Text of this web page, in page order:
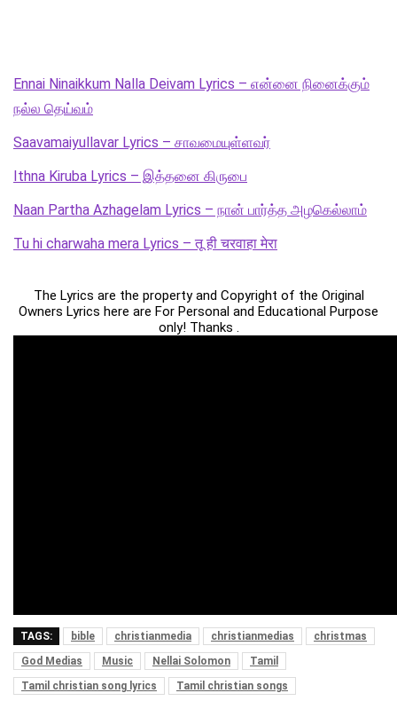
Ennai Ninaikkum Nalla Deivam Lyrics – என்னை நினைக்கும்
நல்ல தெய்வம்
Saavamaiyullavar Lyrics – சாவமையுள்ளவர்
Ithna Kiruba Lyrics – இத்தனை கிருபை
Naan Partha Azhagelam Lyrics – நான் பார்த்த அழகெல்லாம்
Tu hi charwaha mera Lyrics – तू ही चरवाहा मेरा
The Lyrics are the property and Copyright of the Original
Owners Lyrics here are For Personal and Educational Purpose
only! Thanks .
TAGS: bible christianmedia christianmedias
christmas
God Medias
Music Nellai Solomon
Tamil
Tamil christian song lyrics
Tamil christian songs